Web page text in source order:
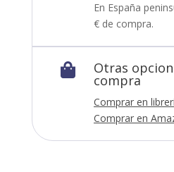
En España
€ de compra.
 Otras
compra
Comprar en
Comprar en